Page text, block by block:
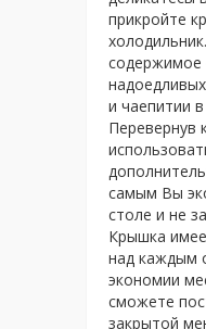
прикройте
содержимое
и чаепитии
Перевернув
самым Вы
столе и не
Крышка
над каждым
экономии
сможете
закрытой